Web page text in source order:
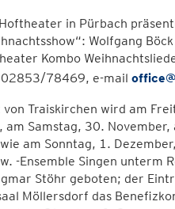
in Pürbach
Wolfgang
Kombo
78469, e-mail
Traiskirchen wird am
am Samstag, 30.
am Sonntag, 1.
-Ensemble Singen unterm
Stöhr geboten; der
Möllersdorf das